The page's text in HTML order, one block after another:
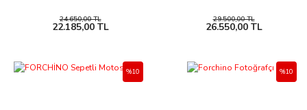
24.650,00 TL
22.185,00 TL
29.500,00 TL
26.550,00 TL
%10 %10